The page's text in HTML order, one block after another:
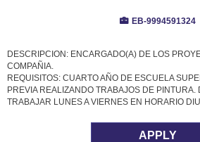
EB-9994591324
DESCRIPCION: ENCARGADO(A) DE LOS
COMPAÑIA.
REQUISITOS: CUARTO AÑO DE ESCUELA
PREVIA REALIZANDO TRABAJOS DE PINTURA.
TRABAJAR LUNES A VIERNES EN HORARIO
APPLY